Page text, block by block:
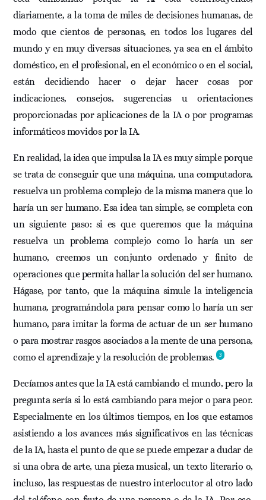
diariamente, a la toma de miles de decisiones humanas, de
modo que cientos de personas, en todos los lugares del
mundo y en muy diversas situaciones, ya sea en el ámbito
doméstico, en el profesional, en el económico o en el social,
están decidiendo hacer o dejar hacer cosas por
indicaciones, consejos, sugerencias u orientaciones
proporcionadas por aplicaciones de la IA o por programas
informáticos movidos por la IA.
En realidad, la idea que impulsa la IA es muy simple porque
se trata de conseguir que una máquina, una computadora,
resuelva un problema complejo de la misma manera que lo
haría un ser humano. Esa idea tan simple, se completa con
un siguiente paso: si es que queremos que la máquina
resuelva un problema complejo como lo haría un ser
humano, creemos un conjunto ordenado y finito de
operaciones que permita hallar la solución del ser humano.
Hágase, por tanto, que la máquina simule la inteligencia
humana, programándola para pensar como lo haría un ser
humano, para imitar la forma de actuar de un ser humano
o para mostrar rasgos asociados a la mente de una persona,
como el aprendizaje y la resolución de problemas.
3
Decíamos antes que la IA está cambiando el mundo, pero la
pregunta sería si lo está cambiando para mejor o para peor.
Especialmente en los últimos tiempos, en los que estamos
asistiendo a los avances más significativos en las técnicas
de la IA, hasta el punto de que se puede empezar a dudar de
si una obra de arte, una pieza musical, un texto literario o,
incluso, las respuestas de nuestro interlocutor al otro lado